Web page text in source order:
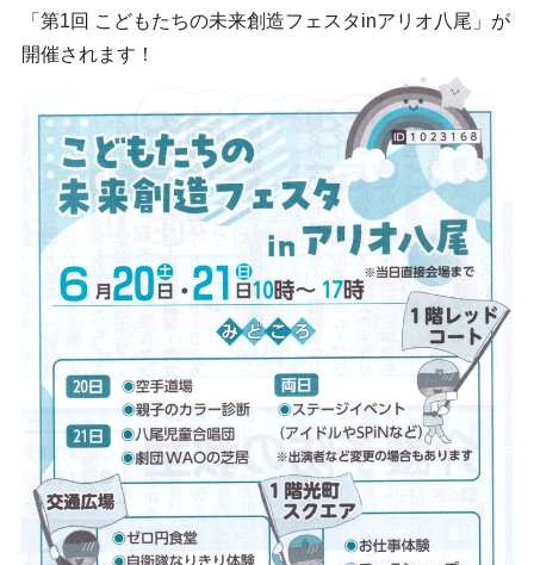
「第1回 こどもたちの未来創造フェスタinアリオ八尾」が
開催されます！